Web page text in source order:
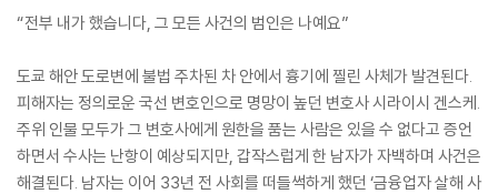
외되었는가, 하는 점이었다. 원래는 사체 첫 발견자라면 일단 의심부터 하
고 보는 것이다. 하지만 그 점에 대해서 구라키 본인도 그저 잘 모르겠다,
라는 대답을 했을 뿐이다.
우리는 정말 미궁에 빠지려는 사건을 해결한 것인가. 어쩌면 새로운 미궁
에 빠져들고 있는 건 아닌가…….
자꾸만 밀려드는 의심을 고다이는 애써 떨쳐내고 있었다.
--- p.106
“전부 내가 했습니다, 그 모든 사건의 범인은 나예요”
도쿄 해안 도로변에 불법 주차된 차 안에서 흉기에 찔린 사체가 발견된다.
피해자는 정의로운 국선 변호인으로 명망이 높던 변호사 시라이시 겐스케.
주위 인물 모두가 그 변호사에게 원한을 품는 사람은 있을 수 없다고 증언
하면서 수사는 난항이 예상되지만, 갑작스럽게 한 남자가 자백하며 사건은
해결된다. 남자는 이어 33년 전 사회를 떠들썩하게 했던 ‘금융업자 살해 사